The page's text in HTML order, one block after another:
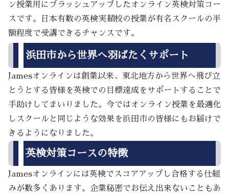
ン授業用にブラッシュアップしたオンライン英検対策コー
スです。日本有数の英検実績校の授業が有名スクールの半
額程度で受講できるチャンスです。
浜田市から世界へ羽ばたくサポート
Jamesオンラインは創業以来、東北地方から世界へ飛び立
とうとする皆様を英検での目標達成をサポートすることで
手助けしてまいりました。今ではオンライン授業を最適化
しスクールと同じような効果を浜田市の皆様にもお届けで
きるようになりました。
英検対策コースの特徴
Jamesオンラインには英検でスコアアップし合格する仕組
みが数多くあります。企業秘密でお伝え出来ないこともあ